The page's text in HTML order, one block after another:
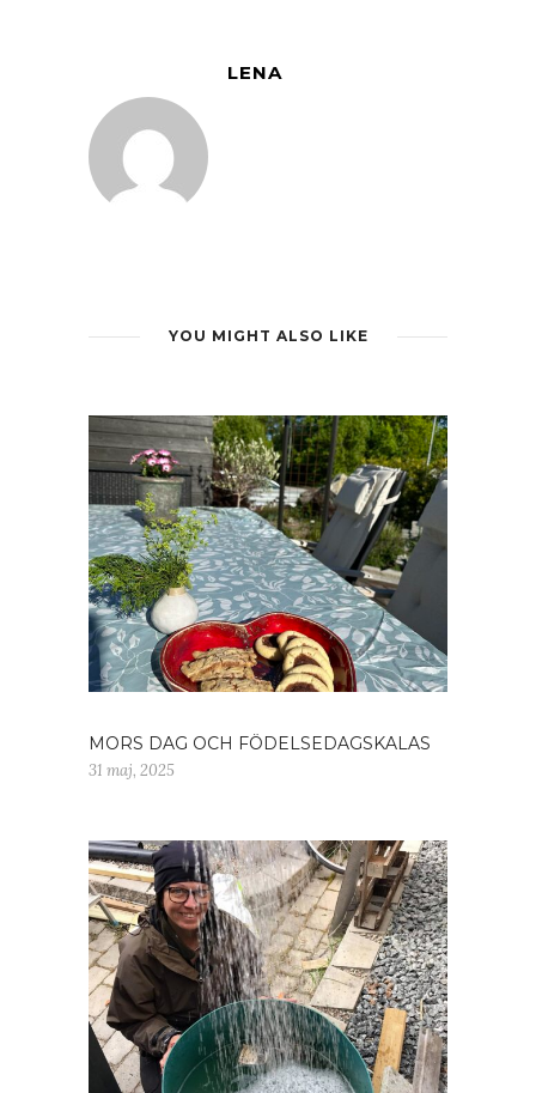
LENA
YOU MIGHT ALSO LIKE
MORS DAG OCH FÖDELSEDAGSKALAS
31 maj, 2025